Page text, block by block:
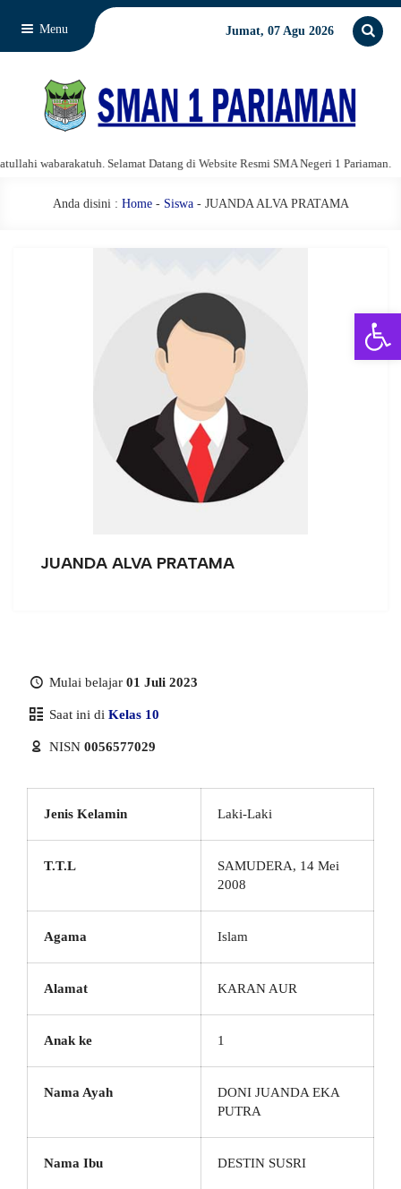
Menu Jumat, 07 Agu 2026
wabarakatuh. Selamat Datang di Website Resmi SMA Negeri 1 Pariaman.
Anda disini : Home- Siswa- JUANDA ALVA PRATAMA
JUANDA ALVA PRATAMA
Mulai belajar 01 Juli 2023
Saat ini di Kelas 10
NISN 0056577029
Jenis Kelamin Laki-Laki
T.T.L
SAMUDERA, 14 Mei
2008
Agama Islam
Alamat KARAN AUR
Anak ke 1
Nama Ayah
DONI JUANDA EKA
PUTRA
Nama Ibu DESTIN SUSRI